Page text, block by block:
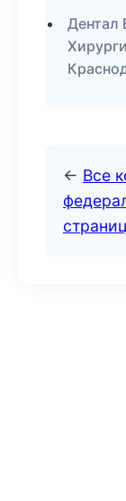
Дентал
← Все